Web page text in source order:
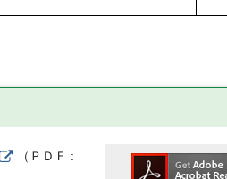
（ ＰＤＦ